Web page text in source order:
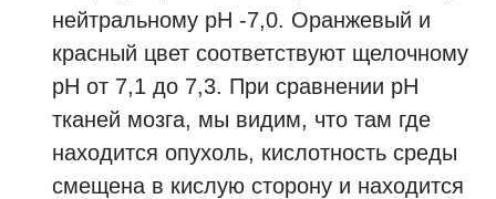
нейтральному рН -7,0. Оранжевый и
красный цвет соответствуют щелочному
рН от 7,1 до 7,3. При сравнении рН
тканей мозга, мы видим, что там где
находится опухоль, кислотность среды
смещена в кислую сторону и находится